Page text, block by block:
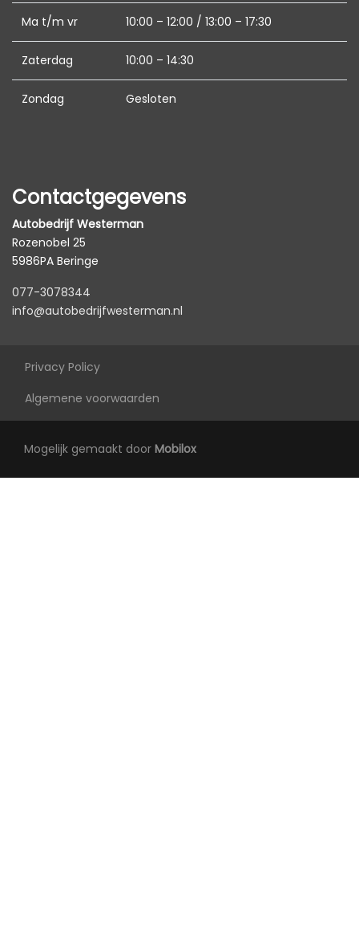
Armsteun voor
Electronic climate control
Elektrische ramen voor en achter
Lederen bekleding
Stuurbekrachtiging snelheidsafhankelijk
Voorstoelen in hoogte verstelbaar
Voorstoelen verwarmd
Ma t/m vr 10:00 – 12:00 / 13:00 – 17:30
Zaterdag 10:00 – 14:30
Zondag Gesloten
Contactgegevens
Autobedrijf Westerman
Rozenobel 25
5986PA Beringe
077-3078344
info@autobedrijfwesterman.nl
Privacy Policy
Algemene voorwaarden
Mogelijk gemaakt door Mobilox